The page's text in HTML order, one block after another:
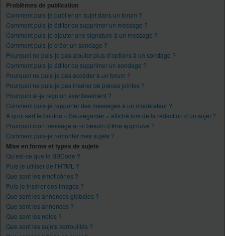
Problèmes de publication
Comment puis-je publier un sujet dans un forum ?
Comment puis-je éditer ou supprimer un message ?
Comment puis-je ajouter une signature à un message ?
Comment puis-je créer un sondage ?
Pourquoi ne puis-je pas ajouter plus d’options à un sondage ?
Comment puis-je éditer ou supprimer un sondage ?
Pourquoi ne puis-je pas accéder à un forum ?
Pourquoi ne puis-je pas insérer de pièces jointes ?
Pourquoi ai-je reçu un avertissement ?
Comment puis-je rapporter des messages à un modérateur ?
À quoi sert le bouton « Sauvegarder » affiché lors de la rédaction d’un sujet ?
Pourquoi mon message a-t-il besoin d’être approuvé ?
Comment puis-je remonter mes sujets ?
Mise en forme et types de sujets
Qu’est-ce que le BBCode ?
Puis-je utiliser de l’HTML ?
Que sont les émoticônes ?
Puis-je insérer des images ?
Que sont les annonces globales ?
Que sont les annonces ?
Que sont les notes ?
Que sont les sujets verrouillés ?